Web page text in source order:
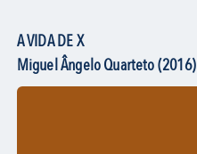
A VIDA DE X
Miguel Ângelo Quarteto (2016)